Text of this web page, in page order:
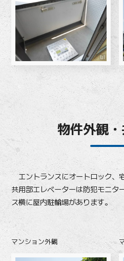
物件外観
エントランスにオートロック、
共用部エレベーターは防犯モニタ
ス横に屋内駐輪場があります。
マンション外観